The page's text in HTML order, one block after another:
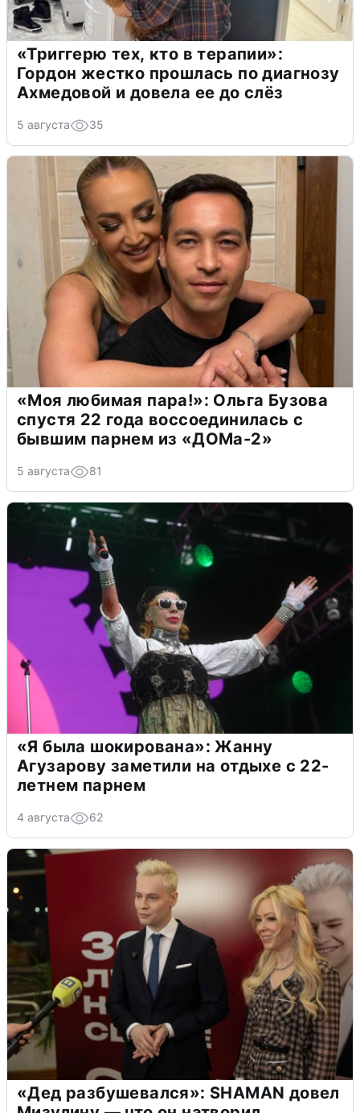
«Триггерю тех, кто в терапии»:
Гордон жестко прошлась по диагнозу
Ахмедовой и довела ее до слёз
5 августа 35
«Моя любимая пара!»: Ольга Бузова
спустя 22 года воссоединилась с
бывшим парнем из «ДОМа-2»
5 августа 81
«Я была шокирована»: Жанну
Агузарову заметили на отдыхе с 22-
летнем парнем
4 августа 62
«Дед разбушевался»: SHAMAN довел